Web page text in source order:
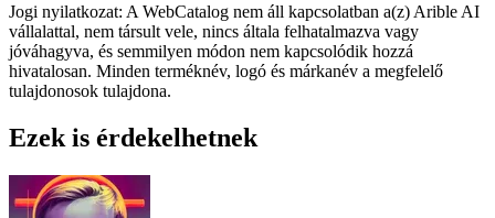
Jogi nyilatkozat: A WebCatalog nem áll kapcsolatban a(z) Arible AI
vállalattal, nem társult vele, nincs általa felhatalmazva vagy
jóváhagyva, és semmilyen módon nem kapcsolódik hozzá
hivatalosan. Minden terméknév, logó és márkanév a megfelelő
tulajdonosok tulajdona.
Ezek is érdekelhetnek